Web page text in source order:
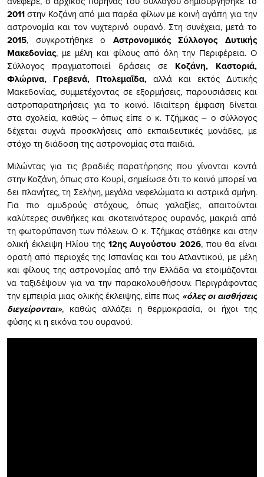
2011στην Κοζάνη από μια παρέα φίλων με κοινή αγάπη για την
αστρονομία και τον νυχτερινό ουρανό. Στη συνέχεια, μετά το
2015, συγκροτήθηκε ο Αστρονομικός Σύλλογος Δυτικής
Μακεδονίας, με μέλη και φίλους από όλη την Περιφέρεια. Ο
Σύλλογος πραγματοποιεί δράσεις σε Κοζάνη, Καστοριά,
Φλώρινα, Γρεβενά, Πτολεμαΐδα, αλλά και εκτός Δυτικής
Μακεδονίας, συμμετέχοντας σε εξορμήσεις, παρουσιάσεις και
αστροπαρατηρήσεις για το κοινό. Ιδιαίτερη έμφαση δίνεται
στα σχολεία, καθώς – όπως είπε ο κ. Τζήμκας – ο σύλλογος
δέχεται συχνά προσκλήσεις από εκπαιδευτικές μονάδες, με
στόχο τη διάδοση της αστρονομίας στα παιδιά.
Μιλώντας για τις βραδιές παρατήρησης που γίνονται κοντά
στην Κοζάνη, όπως στο Κουρί, σημείωσε ότι το κοινό μπορεί να
δει πλανήτες, τη Σελήνη, μεγάλα νεφελώματα κι αστρικά σμήνη.
Για πιο αμυδρούς στόχους, όπως γαλαξίες, απαιτούνται
καλύτερες συνθήκες και σκοτεινότερος ουρανός, μακριά από
τη φωτορύπανση των πόλεων. Ο κ. Τζήμκας στάθηκε και στην
ολική έκλειψη Ηλίου της 12ης Αυγούστου 2026, που θα είναι
ορατή από περιοχές της Ισπανίας και του Ατλαντικού, με μέλη
και φίλους της αστρονομίας από την Ελλάδα να ετοιμάζονται
να ταξιδέψουν για να την παρακολουθήσουν. Περιγράφοντας
την εμπειρία μιας ολικής έκλειψης, είπε πως «όλες οι αισθήσεις
διεγείρονται», καθώς αλλάζει η θερμοκρασία, οι ήχοι της
φύσης κι η εικόνα του ουρανού.